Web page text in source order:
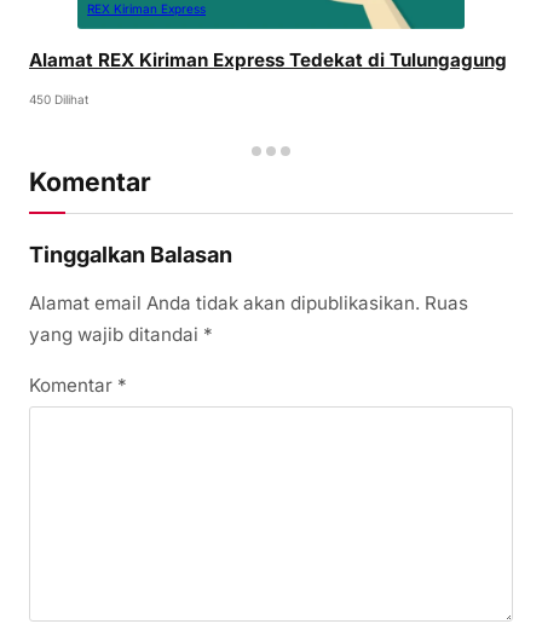
REX Kiriman Express
Alamat REX Kiriman Express Tedekat di Tulungagung
450 Dilihat
Komentar
Tinggalkan Balasan
Alamat email Anda tidak akan dipublikasikan. Ruas
yang wajib ditandai *
Komentar *